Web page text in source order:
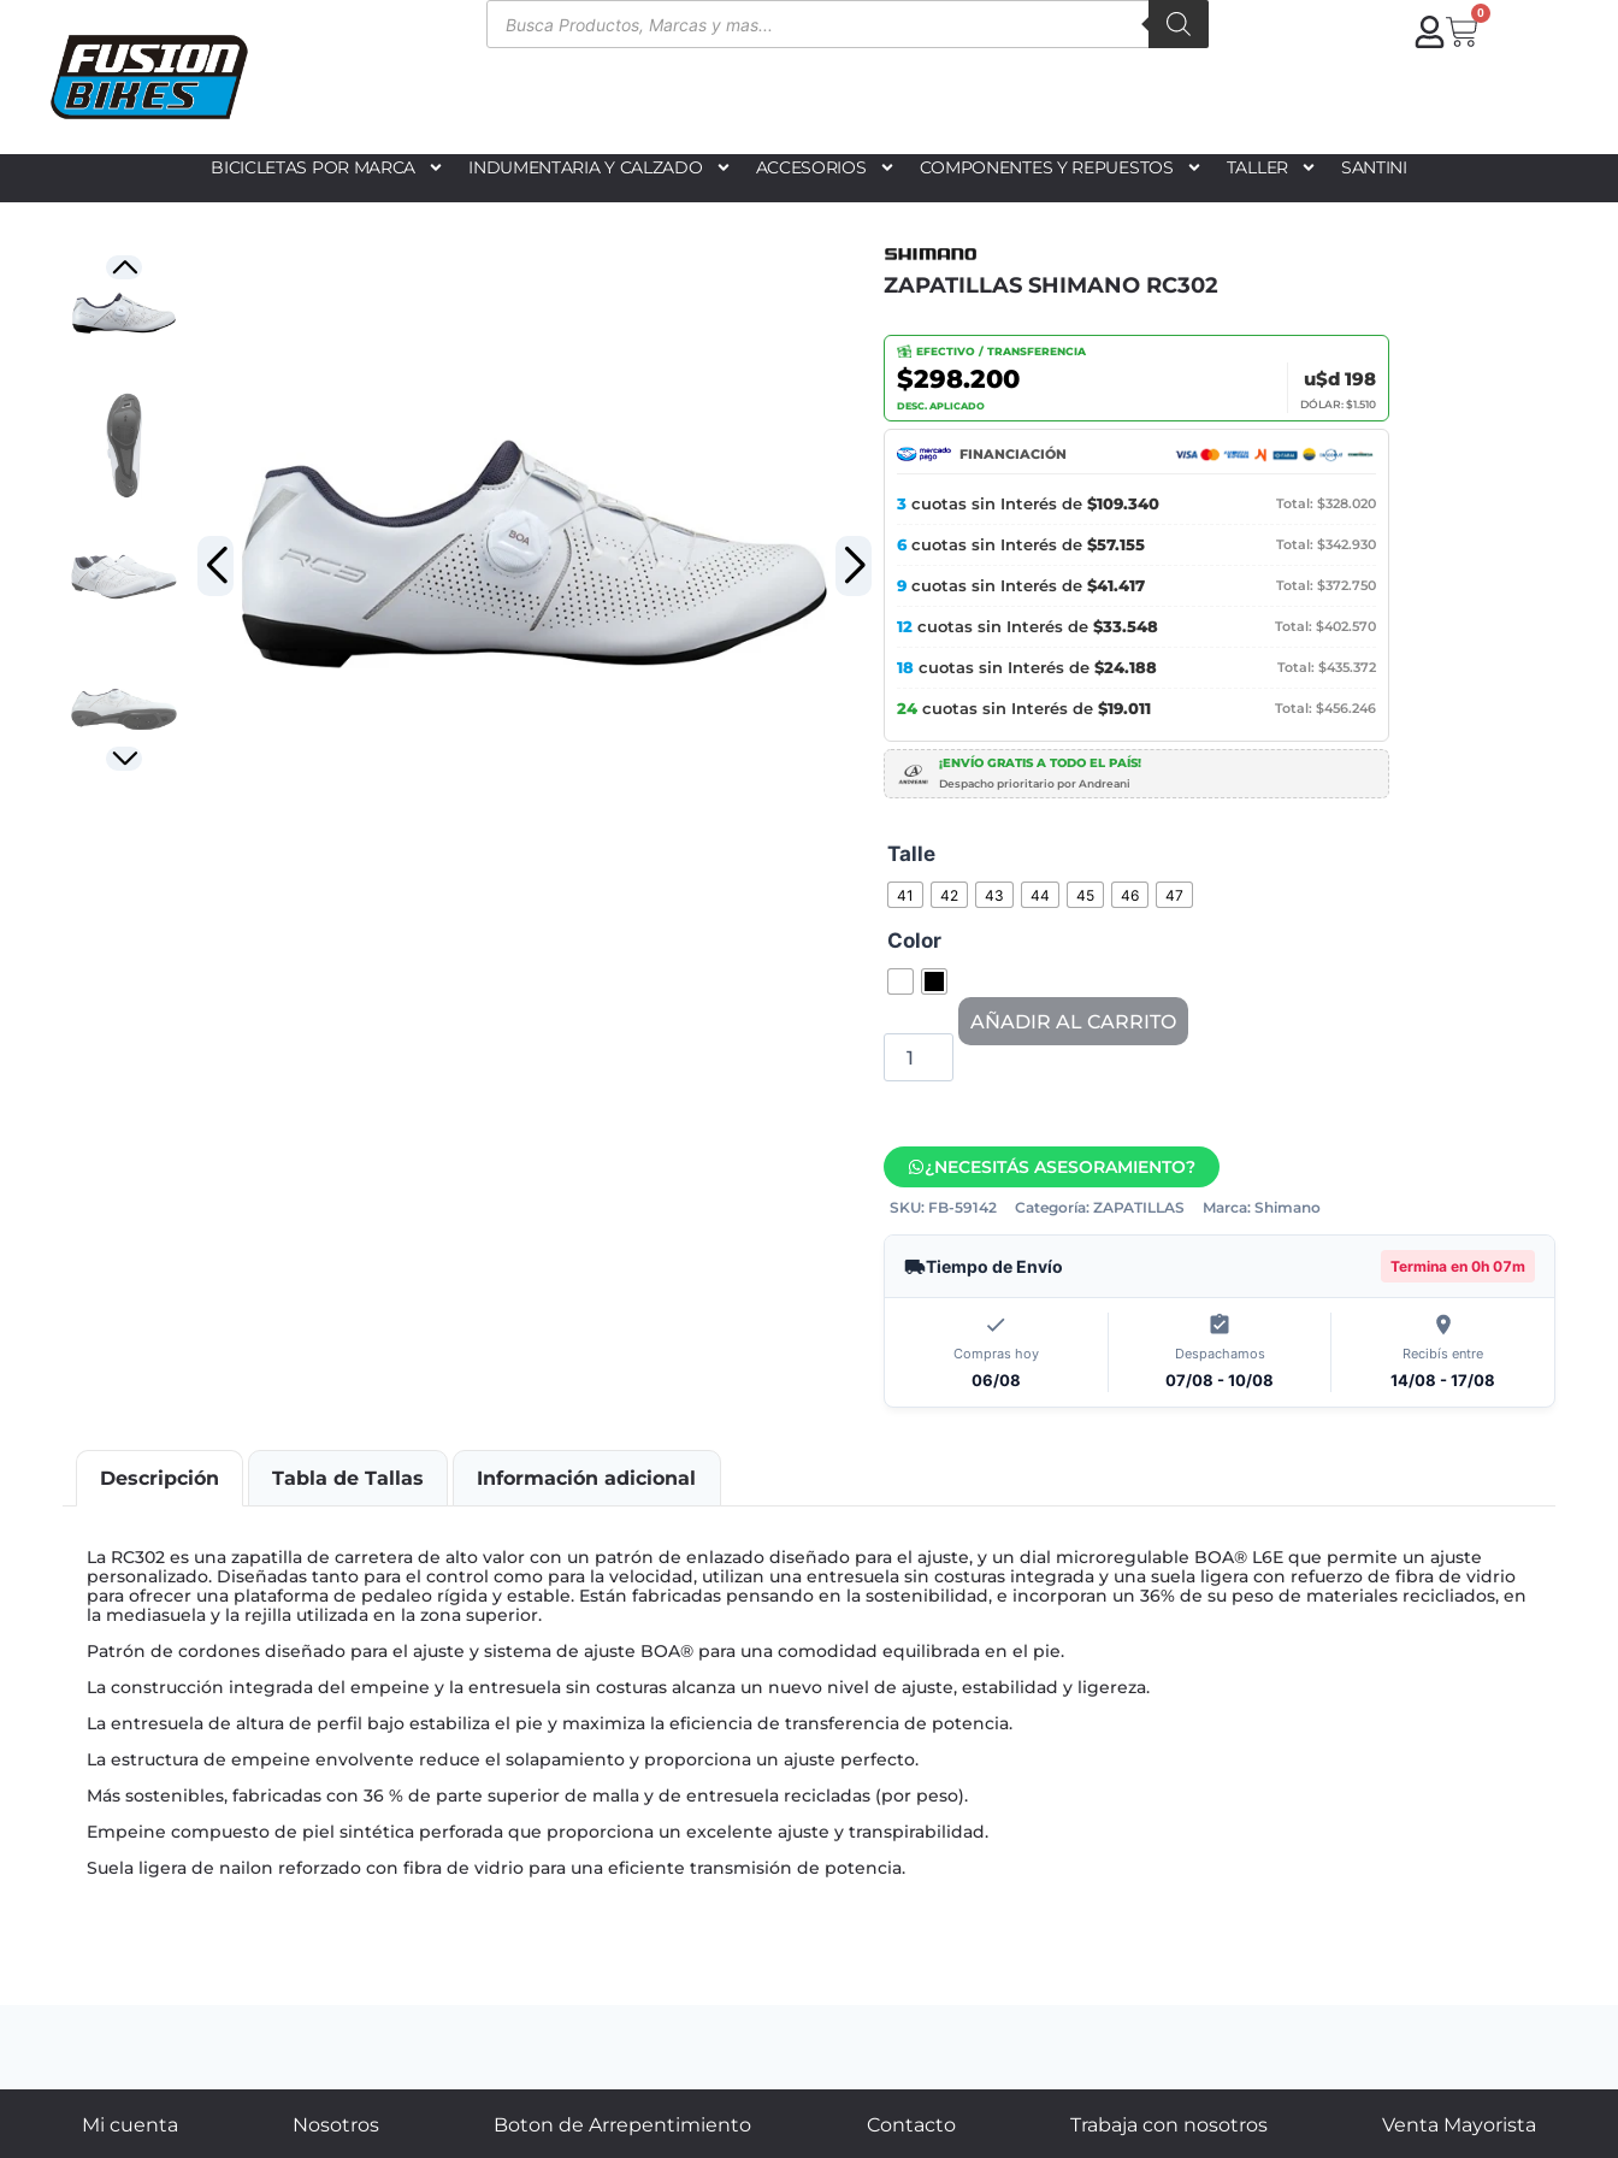
0
BICICLETAS POR MARCA INDUMENTARIA Y CALZADO ACCESORIOS COMPONENTES Y REPUESTOS TALLER SANTINI
ZAPATILLAS SHIMANO RC302
EFECTIVO / TRANSFERENCIA
$298.200
DESC. APLICADO
u$d 198
DÓLAR: $1.510
FINANCIACIÓN
3 cuotas sin Interés de $109.340 Total: $328.020
6cuotas sin Interés de $57.155 Total: $342.930
9 cuotas sin Interés de $41.417 Total: $372.750
12 cuotas sin Interés de $33.548 Total: $402.570
18 cuotas sin Interés de $24.188 Total: $435.372
24 cuotas sin Interés de $19.011 Total: $456.246
¡ENVÍO GRATIS A TODO EL PAÍS!
Despacho prioritario por Andreani
Talle
41 42 43 44 45 46 47
Color
AÑADIR AL CARRITO
¿NECESITÁS ASESORAMIENTO?
SKU: FB-59142 Categoría: ZAPATILLAS Marca: Shimano
Tiempo de Envío Termina en 0h 07m
Compras hoy
06/08
Despachamos
07/08 - 10/08
Recibís entre
14/08 - 17/08
Descripción Tabla de Tallas Información adicional
La RC302 es una zapatilla de carretera de alto valor con un patrón de enlazado diseñado para el ajuste, y un dial microregulable BOA® L6E que permite un ajuste
personalizado. Diseñadas tanto para el control como para la velocidad, utilizan una entresuela sin costuras integrada y una suela ligera con refuerzo de fibra de vidrio
para ofrecer una plataforma de pedaleo rígida y estable. Están fabricadas pensando en la sostenibilidad, e incorporan un 36% de su peso de materiales recicliados, en
la mediasuela y la rejilla utilizada en la zona superior.
Patrón de cordones diseñado para el ajuste y sistema de ajuste BOA® para una comodidad equilibrada en el pie.
La construcción integrada del empeine y la entresuela sin costuras alcanza un nuevo nivel de ajuste, estabilidad y ligereza.
La entresuela de altura de perfil bajo estabiliza el pie y maximiza la eficiencia de transferencia de potencia.
La estructura de empeine envolvente reduce el solapamiento y proporciona un ajuste perfecto.
Más sostenibles, fabricadas con 36 % de parte superior de malla y de entresuela recicladas (por peso).
Empeine compuesto de piel sintética perforada que proporciona un excelente ajuste y transpirabilidad.
Suela ligera de nailon reforzado con fibra de vidrio para una eficiente transmisión de potencia.
Mi cuenta Nosotros Boton de Arrepentimiento Contacto Trabaja con nosotros Venta Mayorista